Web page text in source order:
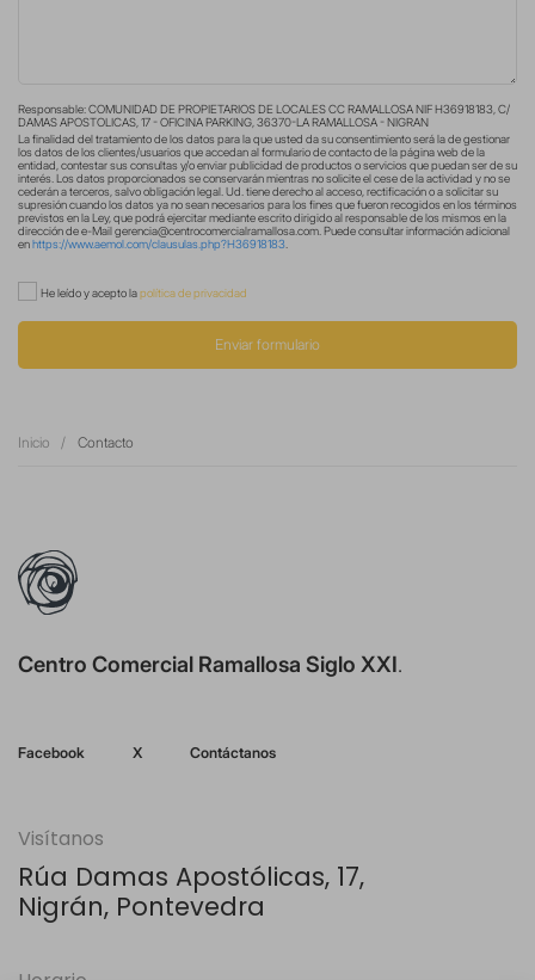
Responsable: COMUNIDAD DE PROPIETARIOS DE LOCALES CC RAMALLOSA NIF H36918183, C/
DAMAS APOSTOLICAS, 17 - OFICINA PARKING, 36370-LA RAMALLOSA - NIGRAN
La finalidad del tratamiento de los datos para la que usted da su consentimiento será la de gestionar
los datos de los clientes/usuarios que accedan al formulario de contacto de la página web de la
entidad, contestar sus consultas y/o enviar publicidad de productos o servicios que puedan ser de su
interés. Los datos proporcionados se conservarán mientras no solicite el cese de la actividad y no se
cederán a terceros, salvo obligación legal. Ud. tiene derecho al acceso, rectificación o a solicitar su
supresión cuando los datos ya no sean necesarios para los fines que fueron recogidos en los términos
previstos en la Ley, que podrá ejercitar mediante escrito dirigido al responsable de los mismos en la
dirección de e-Mailgerencia@centrocomercialramallosa.com . Puede consultar información adicional
enhttps://www.aemol.com/clausulas.php?H36918183
He leído y acepto lapolítica de privacidad
Enviar formulario
Inicio Contacto
Centro Comercial Ramallosa Siglo XXI.
Facebook X Contáctanos
Visítanos
Rúa Damas Apostólicas, 17,
Nigrán, Pontevedra